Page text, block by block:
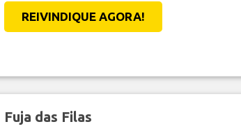
REIVINDIQUE AGORA!
Fuja das Filas